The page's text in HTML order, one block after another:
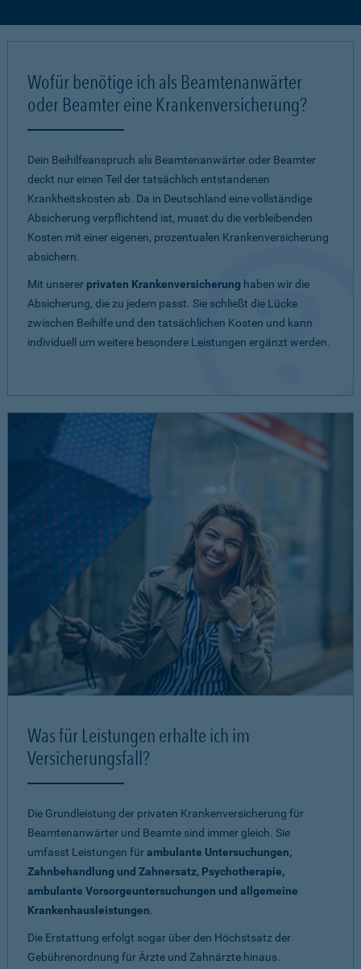
Wofür benötige ich als Beamtenanwärter
oder Beamter eine Krankenversicherung?
Dein Beihilfeanspruch als Beamtenanwärter oder Beamter
deckt nur einen Teil der tatsächlich entstandenen
Krankheitskosten ab. Da in Deutschland eine vollständige
Absicherung verpflichtend ist, musst du die verbleibenden
Kosten mit einer eigenen, prozentualen Krankenversicherung
absichern.
Mit unserer privaten Krankenversicherung haben wir die
Absicherung, die zu jedem passt. Sie schließt die Lücke
zwischen Beihilfe und den tatsächlichen Kosten und kann
individuell um weitere besondere Leistungen ergänzt werden.
Was für Leistungen erhalte ich im
Versicherungsfall?
Die Grundleistung der privaten Krankenversicherung für
Beamtenanwärter und Beamte sind immer gleich. Sie
umfasst Leistungen fürambulante Untersuchungen,
Zahnbehandlung und Zahnersatz, Psychotherapie,
ambulante Vorsorgeuntersuchungen und allgemeine
Krankenhausleistungen.
Die Erstattung erfolgt sogar über den Höchstsatz der
Gebührenordnung für Ärzte und Zahnärzte hinaus.